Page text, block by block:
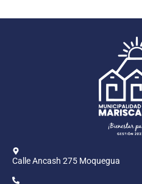
Calle Ancash 275 Moquegua